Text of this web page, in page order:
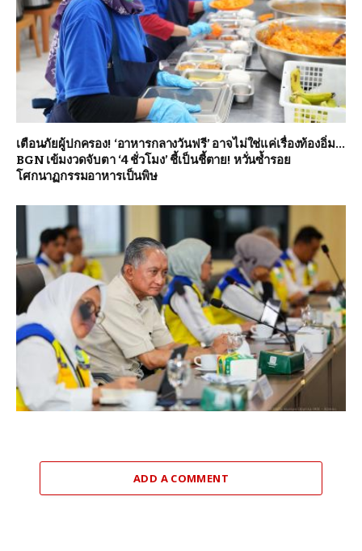
เตือนภัยผู้ปกครอง! ‘อาหารกลางวันฟรี’ อาจไม่ใช่แค่เรื่องท้องอิ่ม…
BGN เข้มงวดจับตา ‘4 ชั่วโมง’ ชี้เป็นชี้ตาย! หวั่นซ้ำรอย
โศกนาฏกรรมอาหารเป็นพิษ
ADD A COMMENT